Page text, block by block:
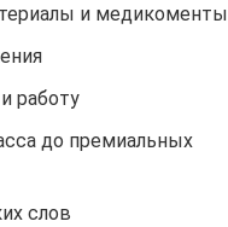
и медикоменты
работу
до премиальных
слов